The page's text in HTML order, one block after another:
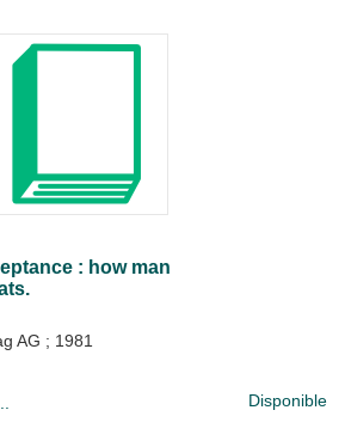
: how man
AG ; 1981
Disponible